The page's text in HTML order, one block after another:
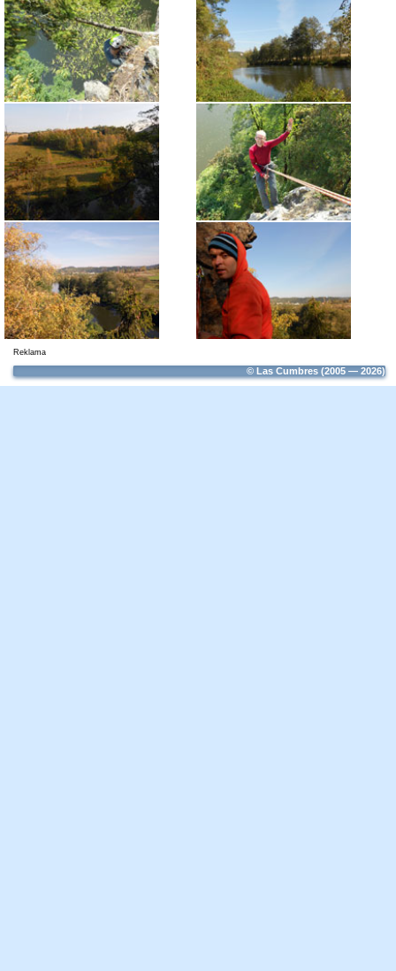
Reklama
© Las Cumbres (2005 — 2026)